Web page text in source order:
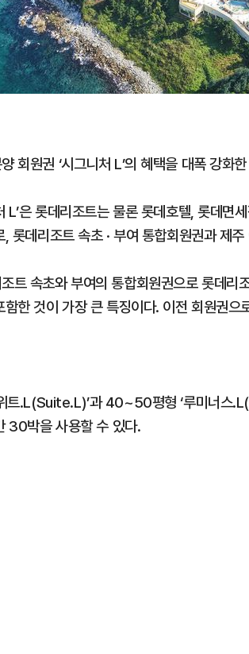
회원권 ‘시그니처 L’의 혜택을 대폭 강화
L’은 롯데리조트는 물론 롯데호텔, 롯데면
롯데리조트 속초 · 부여 통합회원권과 제
트 속초와 부여의 통합회원권으로 롯데리
한 것이 가장 큰 특징이다. 이전 회원권
트.L(Suite.L)’과 40~50평형 ‘루미너스
30박을 사용할 수 있다.